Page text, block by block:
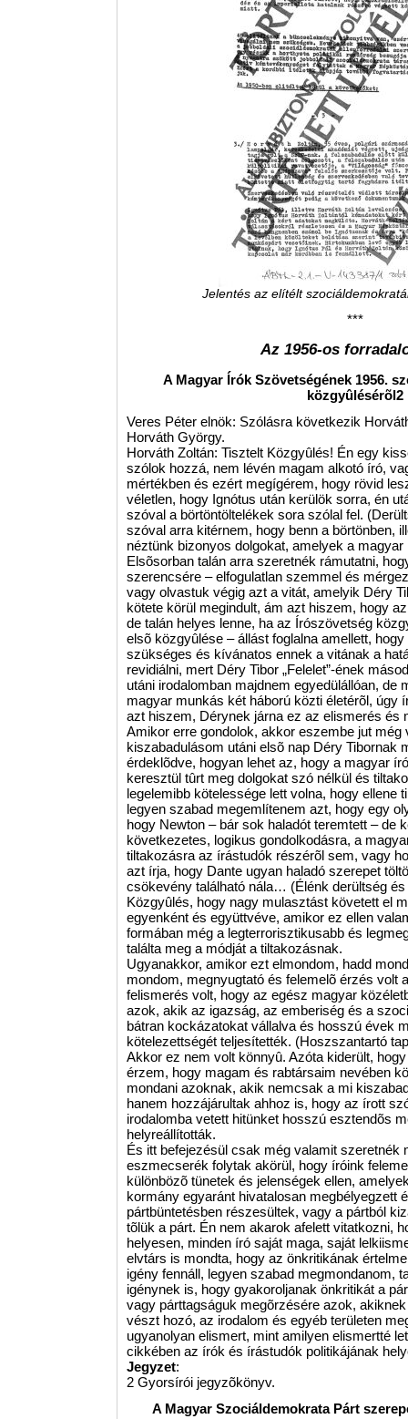
Jelentés az elítélt
***
Az 1956-os
A Magyar Írók Szövetségének 1956.
közgyûlésérõl2
Veres Péter elnök: Szólásra következik
Horváth György.
Horváth Zoltán: Tisztelt Közgyûlés! Én egy
szólok hozzá, nem lévén magam alkotó író,
mértékben és ezért megígérem, hogy rövid
véletlen, hogy Ignótus után kerülök sorra, én
szóval a börtöntöltelékek sora szólal fel.
szóval arra kitérnem, hogy benn a börtönben,
néztünk bizonyos dolgokat, amelyek a magyar
Elsõsorban talán arra szeretnék rámutatni,
szerencsére – elfogulatlan szemmel és
vagy olvastuk végig azt a vitát, amelyik Déry
kötete körül megindult, ám azt hiszem, hogy
de talán helyes lenne, ha az Írószövetség
elsõ közgyûlése – állást foglalna amellett,
szükséges és kívánatos ennek a vitának a
revidiálni, mert Déry Tibor „Felelet”-ének
utáni irodalomban majdnem egyedülállóan, de
magyar munkás két háború közti életérõl, úgy
azt hiszem, Dérynek járna ez az elismerés és
Amikor erre gondolok, akkor eszembe jut még
kiszabadulásom utáni elsõ nap Déry Tibornak
érdeklõdve, hogyan lehet az, hogy a magyar
keresztül tûrt meg dolgokat szó nélkül és
legelemibb kötelessége lett volna, hogy ellene
legyen szabad megemlítenem azt, hogy egy
hogy Newton – bár sok haladót teremtett – de
következetes, logikus gondolkodásra, a
tiltakozásra az írástudók részérõl sem, vagy
azt írja, hogy Dante ugyan haladó szerepet
csökevény található nála… (Élénk derültség
Közgyûlés, hogy nagy mulasztást követett el
egyenként és együttvéve, amikor ez ellen
formában még a legterrorisztikusabb és
találta meg a módját a tiltakozásnak.
Ugyanakkor, amikor ezt elmondom, hadd
mondom, megnyugtató és felemelõ érzés volt
felismerés volt, hogy az egész magyar
azok, akik az igazság, az emberiség és a
bátran kockázatokat vállalva és hosszú évek
kötelezettségét teljesítették. (Hoszszantartó
Akkor ez nem volt könnyû. Azóta kiderült,
érzem, hogy magam és rabtársaim nevében
mondani azoknak, akik nemcsak a mi
hanem hozzájárultak ahhoz is, hogy az írott
irodalomba vetett hitünket hosszú esztendõs
helyreállították.
És itt befejezésül csak még valamit szeretnék
eszmecserék folytak akörül, hogy íróink
különbözõ tünetek és jelenségek ellen,
kormány egyaránt hivatalosan megbélyegzett
pártbüntetésben részesültek, vagy a pártból
tõlük a párt. Én nem akarok afelett vitatkozni,
helyesen, minden író saját maga, saját
elvtárs is mondta, hogy az önkritikának
igény fennáll, legyen szabad megmondanom,
igénynek is, hogy gyakoroljanak önkritikát a
vagy párttagságuk megõrzésére azok,
vészt hozó, az irodalom és egyéb területen
ugyanolyan elismert, mint amilyen elismertté
cikkében az írók és írástudók politikájának
Jegyzet:
2 Gyorsírói jegyzõkönyv.
A Magyar Szociáldemokrata Párt